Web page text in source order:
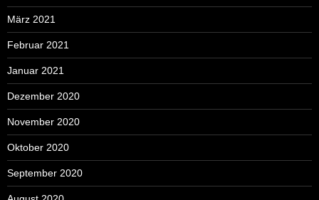
März 2021
Februar 2021
Januar 2021
Dezember 2020
November 2020
Oktober 2020
September 2020